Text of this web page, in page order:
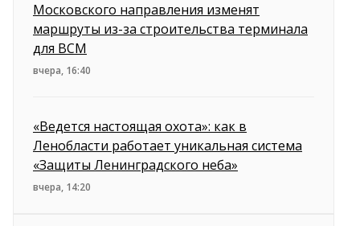
Московского направления изменят
маршруты из-за строительства терминала
для ВСМ
вчера, 16:40
«Ведется настоящая охота»: как в
Ленобласти работает уникальная система
«Защиты Ленинградского неба»
вчера, 14:20